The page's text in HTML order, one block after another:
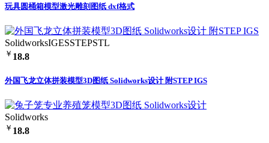
玩具圆桶箱模型激光雕刻图纸 dxf格式
SolidworksIGESSTEPSTL
￥ 18.8
外国飞龙立体拼装模型3D图纸 Solidworks设计 附STEP IGS
Solidworks
￥ 18.8